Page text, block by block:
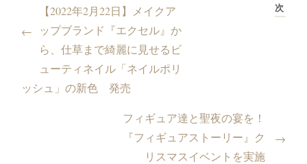
←
【2022年2月22日】メイクア
ップブランド『エクセル』か
ら、仕草まで綺麗に見せるビ
ューティネイル「ネイルポリ
ッシュ」の新色 発売
次
フィギュア達と聖夜の宴を！
『フィギュアストーリー』ク
リスマスイベントを実施
→